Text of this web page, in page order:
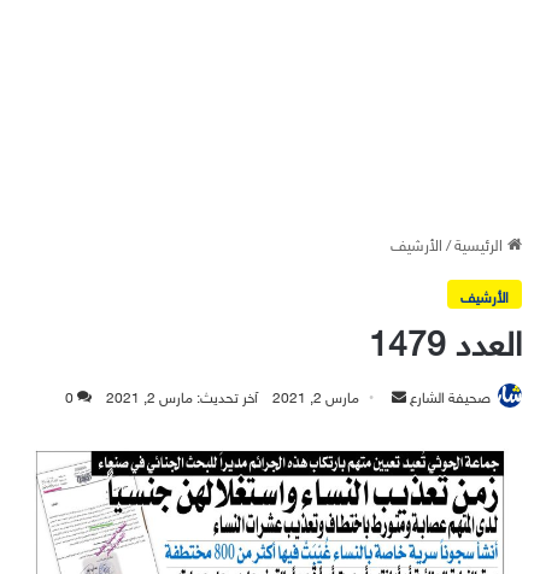
الرئيسية/الأرشيف
الأرشيف
العدد 1479
صحيفة الشارع
أرسل
إلكترونيا
مارس 2, 2021 آخر تحديث: مارس 2, 2021 0